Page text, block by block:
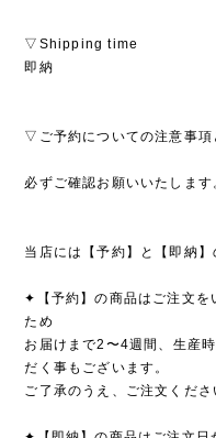
▽Shipping time
即納
▽ご予約についての注意事
必ずご確認お願いいたします
当店には【予約】と【即納
✦【予約】の商品はご注文を
ため
お届けまで2〜4週間、生産
だく事もございます。
ご了承のうえ、ご注文くださ